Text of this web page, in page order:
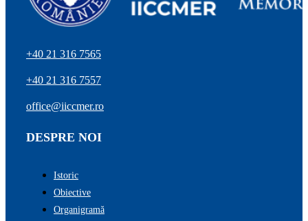
+40 21 316 7565
+40 21 316 7557
office@iiccmer.ro
DESPRE NOI
Istoric
Obiective
Organigramă